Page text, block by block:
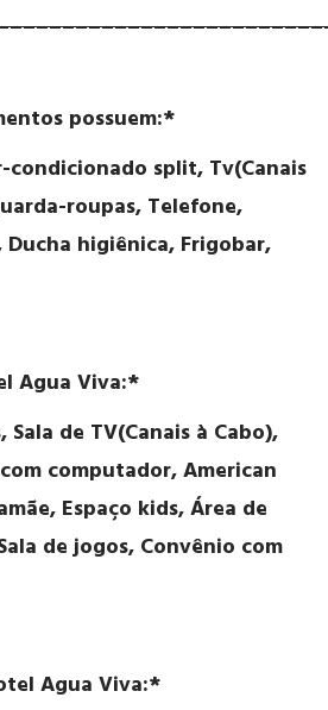
possuem:*
condicionado split, Tv(Canais
roupas, Telefone,
Ducha higiênica, Frigobar,
Agua Viva:*
Sala de TV(Canais à Cabo),
computador, American
Espaço kids, Área de
de jogos, Convênio com
Agua Viva:*